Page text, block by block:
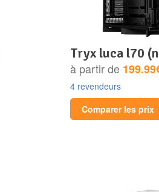
tryx luca l70
à partir de
4 revendeurs
Comparer les prix